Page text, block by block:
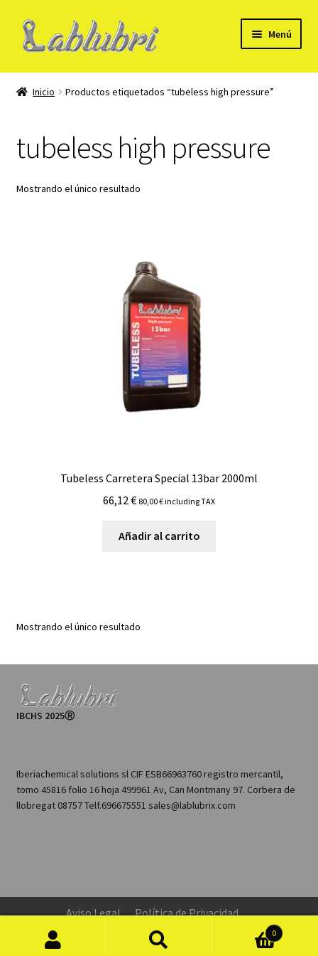
IrIr
al
Menú
Mi Cuenta
Tienda
Carrito
Inicio Productos etiquetados “tubeless high pressure”
tubeless high pressure
Mostrando el único resultado
Tubeless Carretera Special 13bar 2000ml
66,12€ 80,00€including TAX
Añadir al carrito
Mostrando el único resultado
IBCHS 2025Ⓡ
Iberiachemical solutions sl CIF ESB66963760 registro mercantil,
tomo 45816 folio 16 hoja 499961 Av, Can Montmany 97. Corbera de
llobregat 08757 Telf.696675551 sales@lablubrix.com
Búsqueda
0
Aviso Legal
Política de Privacidad
Configuración de Cookies
Política de devoluciones y reembolsos